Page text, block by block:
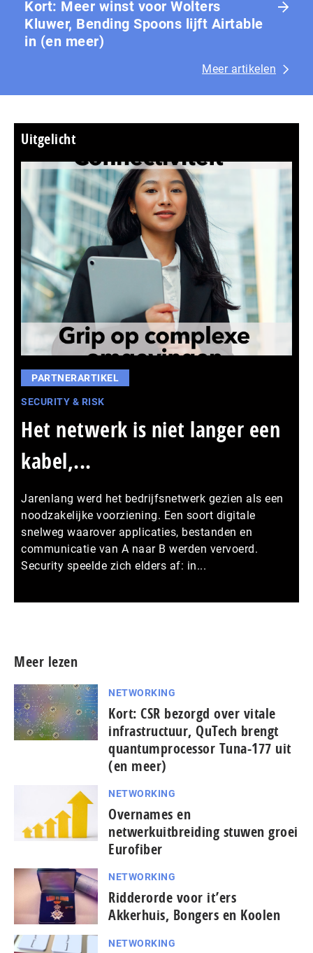
Kort: Meer winst voor Wolters
Kluwer, Bending Spoons lijft Airtable
in (en meer)
Meer artikelen
Uitgelicht
PARTNERARTIKEL
SECURITY & RISK
Het netwerk is niet langer een
kabel,...
Jarenlang werd het bedrijfsnetwerk gezien als een
noodzakelijke voorziening. Een soort digitale
snelweg waarover applicaties, bestanden en
communicatie van A naar B werden vervoerd.
Security speelde zich elders af: in...
Meer lezen
NETWORKING
Kort: CSR bezorgd over vitale
infrastructuur, QuTech brengt
quantumprocessor Tuna-177 uit
(en meer)
NETWORKING
Overnames en
netwerkuitbreiding stuwen groei
Eurofiber
NETWORKING
Ridderorde voor it’ers
Akkerhuis, Bongers en Koolen
NETWORKING